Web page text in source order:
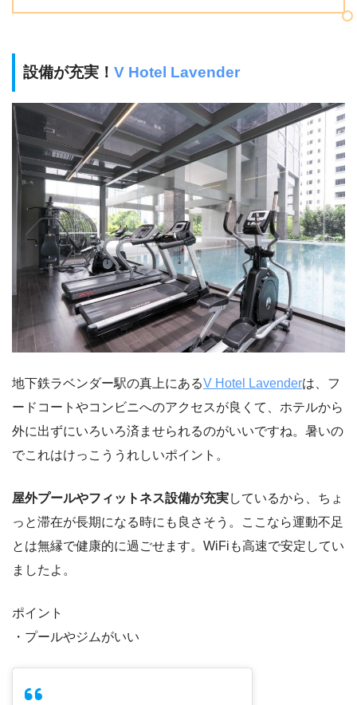
設備が充実！ V Hotel Lavender
地下鉄ラベンダー駅の真上にあるV Hotel Lavenderは、フ
ードコートやコンビニへのアクセスが良くて、ホテルから
外に出ずにいろいろ済ませられるのがいいですね。暑いの
でこれはけっこううれしいポイント。
屋外プールやフィットネス設備が充実しているから、ちょ
っと滞在が長期になる時にも良さそう。ここなら運動不足
とは無縁で健康的に過ごせます。WiFiも高速で安定してい
ましたよ。
ポイント
・プールやジムがいい